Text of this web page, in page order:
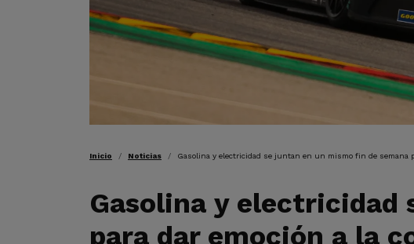
RUTA DE NAVEGACIÓN
Inicio Noticias Gasolina y electricidad se juntan en un mismo fin de semana
Gasolina y electricidad
para dar emoción a la